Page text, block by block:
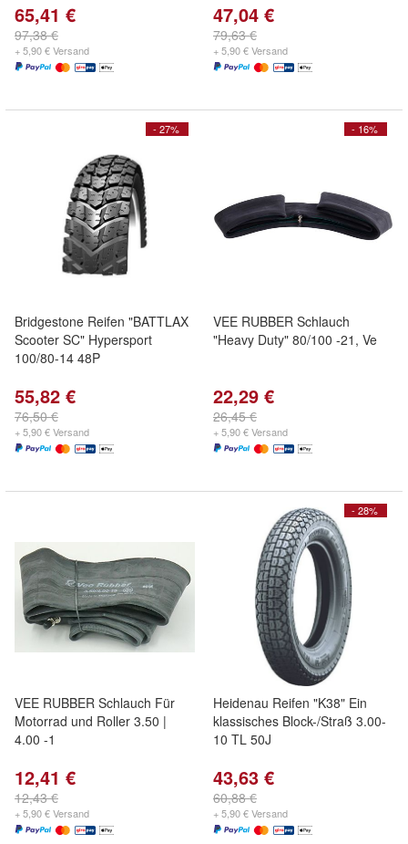
65,41 €
97,38 €
+ 5,90 € Versand
47,04 €
79,63 €
+ 5,90 € Versand
- 27%
Bridgestone Reifen "BATTLAX
Scooter SC" Hypersport
100/80-14 48P
55,82 €
76,50 €
+ 5,90 € Versand
- 16%
VEE RUBBER Schlauch
"Heavy Duty" 80/100 -21, Ve
22,29 €
26,45 €
+ 5,90 € Versand
VEE RUBBER Schlauch Für
Motorrad und Roller 3.50 |
4.00 -1
12,41 €
12,43 €
+ 5,90 € Versand
- 28%
Heidenau Reifen "K38" Ein
klassisches Block-/Straß 3.00-
10 TL 50J
43,63 €
60,88 €
+ 5,90 € Versand